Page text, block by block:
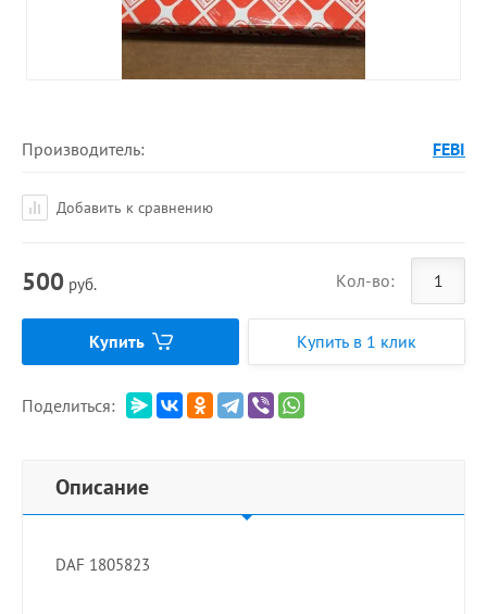
Производитель: FEBI
Добавить к сравнению
500 руб. Кол-во:
Купить Купить в 1 клик
Поделиться:
Описание
DAF 1805823